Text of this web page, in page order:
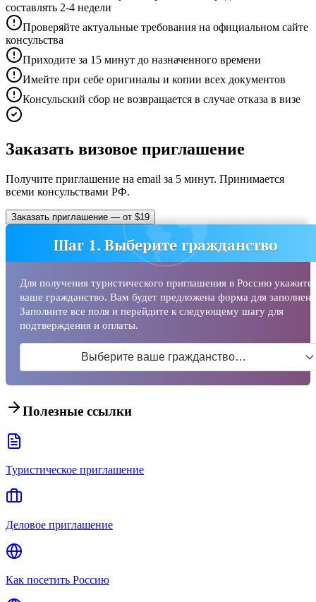
составлять 2-4 недели
Проверяйте актуальные требования на официальном сайте
консульства
Приходите за 15 минут до назначенного времени
Имейте при себе оригиналы и копии всех документов
Консульский сбор не возвращается в случае отказа в визе
Заказать визовое приглашение
Получите приглашение на email за 5 минут. Принимается
всеми консульствами РФ.
Заказать приглашение — от $19
Шаг 1. Выберите гражданство
Для получения туристического приглашения в Россию укажите
ваше гражданство. Вам будет предложена форма для
Заполните все поля и перейдите к следующему шагу для
подтверждения и оплаты.
Выберите ваше гражданство…
Полезные ссылки
Туристическое приглашение
Деловое приглашение
Как посетить Россию